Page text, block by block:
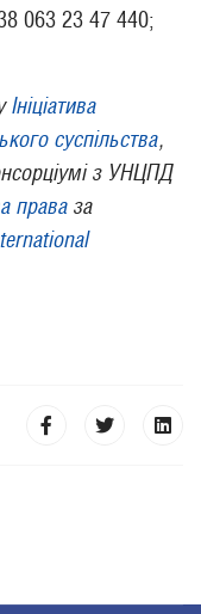
063 23 47 440;
Ініціатива
суспільства,
з УНЦПД
права за